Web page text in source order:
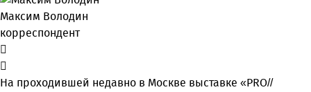
Максим Володин
корреспондент
На проходившей недавно в Мос­кве выставке «PRO//